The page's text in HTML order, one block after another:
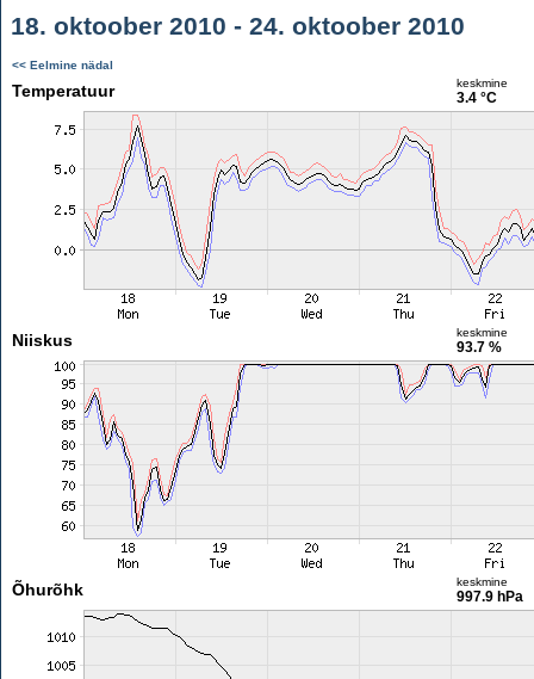
18. oktoober 2010 - 24. oktoober 2010
<< Eelmine nädal
Temperatuur keskmine
3.4 °C
Niiskus keskmine
93.7 %
Õhurõhk keskmine
997.9 hPa